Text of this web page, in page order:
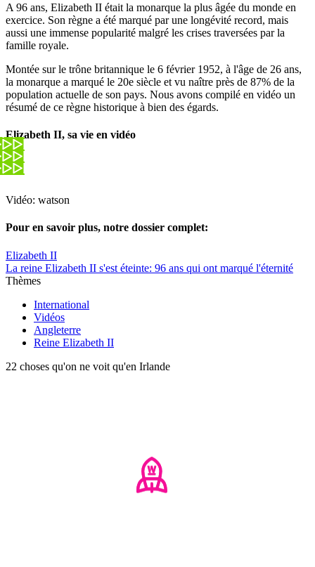
A 96 ans, Elizabeth II était la monarque la plus âgée du monde en
exercice. Son règne a été marqué par une longévité record, mais
aussi une immense popularité malgré les crises traversées par la
famille royale.
Montée sur le trône britannique le 6 février 1952, à l'âge de 26 ans,
la monarque a marqué le 20e siècle et vu naître près de 87% de la
population actuelle de son pays. Nous avons compilé en vidéo un
résumé de ce règne historique à bien des égards.
Elizabeth II, sa vie en vidéo
Vidéo: watson
Pour en savoir plus, notre dossier complet:
Elizabeth II
La reine Elizabeth II s'est éteinte: 96 ans qui ont marqué l'éternité
Thèmes
International
Vidéos
Angleterre
Reine Elizabeth II
22 choses qu'on ne voit qu'en Irlande